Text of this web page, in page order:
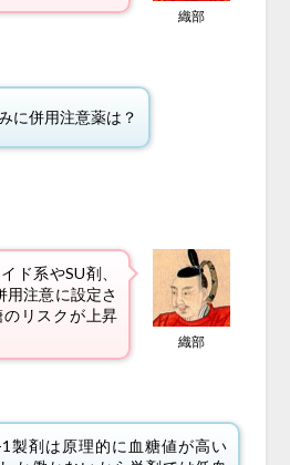
織部
に併用注意薬は？
ド系やSU剤、
用注意に設定さ
リスクが上昇
織部
1製剤は原理的に血糖値が高い